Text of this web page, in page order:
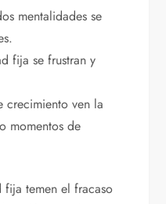
mentalidades se
fija se frustran y
crecimiento ven la
momentos de
fija temen el fracaso